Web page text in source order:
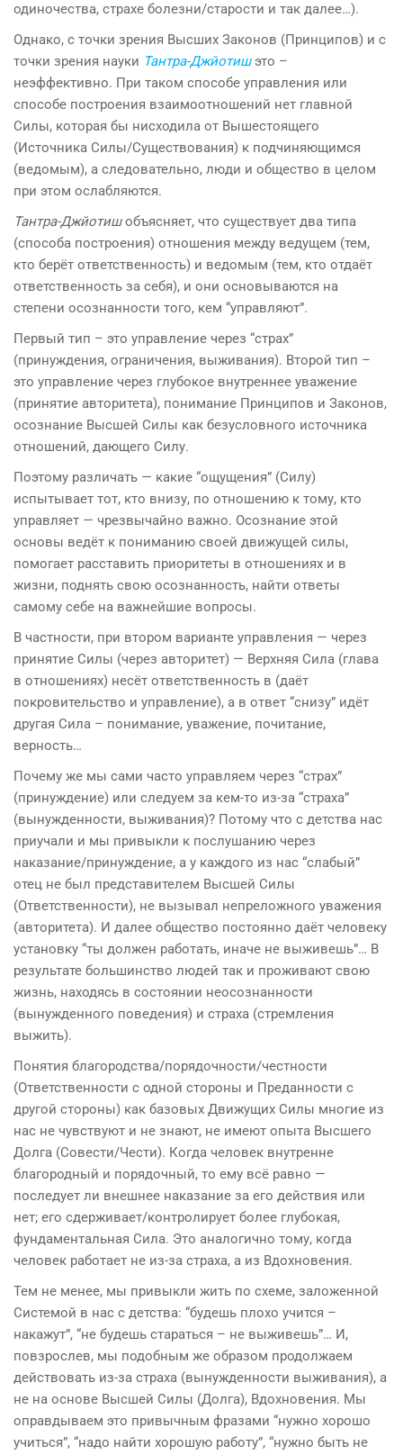
одиночества, страхе болезни/старости и так далее…).
Однако, с точки зрения Высших Законов (Принципов) и с
точки зрения науки Тантра-Джйотишэто –
неэффективно. При таком способе управления или
способе построения взаимоотношений нет главной
Силы, которая бы нисходила от Вышестоящего
(Источника Силы/Существования) к подчиняющимся
(ведомым), а следовательно, люди и общество в целом
при этом ослабляются.
Тантра-Джйотишобъясняет, что существует два типа
(способа построения) отношения между ведущем (тем,
кто берёт ответственность) и ведомым (тем, кто отдаёт
ответственность за себя), и они основываются на
степени осознанности того, кем “управляют”.
Первый тип – это управление через “страх”
(принуждения, ограничения, выживания). Второй тип –
это управление через глубокое внутреннее уважение
(принятие авторитета), понимание Принципов и Законов,
осознание Высшей Силы как безусловного источника
отношений, дающего Силу.
Поэтому различать — какие “ощущения” (Силу)
испытывает тот, кто внизу, по отношению к тому, кто
управляет — чрезвычайно важно. Осознание этой
основы ведёт к пониманию своей движущей силы,
помогает расставить приоритеты в отношениях и в
жизни, поднять свою осознанность, найти ответы
самому себе на важнейшие вопросы.
В частности, при втором варианте управления — через
принятие Силы (через авторитет) — Верхняя Сила (глава
в отношениях) несёт ответственность в (даёт
покровительство и управление), а в ответ “снизу” идёт
другая Сила – понимание, уважение, почитание,
верность…
Почему же мы сами часто управляем через “страх”
(принуждение) или следуем за кем-то из-за “страха”
(вынужденности, выживания)? Потому что с детства нас
приучали и мы привыкли к послушанию через
наказание/принуждение, а у каждого из нас “слабый”
отец не был представителем Высшей Силы
(Ответственности), не вызывал непреложного уважения
(авторитета). И далее общество постоянно даёт человеку
установку “ты должен работать, иначе не выживешь”… В
результате большинство людей так и проживают свою
жизнь, находясь в состоянии неосознанности
(вынужденного поведения) и страха (стремления
выжить).
Понятия благородства/порядочности/честности
(Ответственности с одной стороны и Преданности с
другой стороны) как базовых Движущих Силы многие из
нас не чувствуют и не знают, не имеют опыта Высшего
Долга (Совести/Чести). Когда человек внутренне
благородный и порядочный, то ему всё равно —
последует ли внешнее наказание за его действия или
нет; его сдерживает/контролирует более глубокая,
фундаментальная Сила. Это аналогично тому, когда
человек работает не из-за страха, а из Вдохновения.
Тем не менее, мы привыкли жить по схеме, заложенной
Системой в нас с детства: “будешь плохо учится –
накажут”, “не будешь стараться – не выживешь”… И,
повзрослев, мы подобным же образом продолжаем
действовать из-за страха (вынужденности выживания), а
не на основе Высшей Силы (Долга), Вдохновения. Мы
оправдываем это привычным фразами “нужно хорошо
учиться”, “надо найти хорошую работу”, “нужно быть не